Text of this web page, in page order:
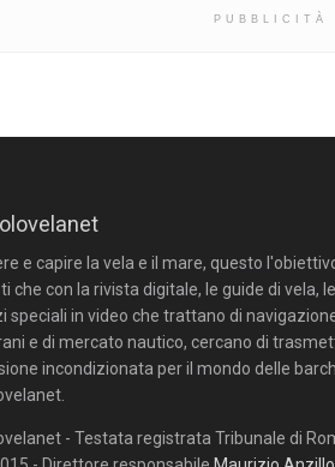
PUBBLICITÀ
e capire la vela e il mare, questo
che con la rivista digitale, le guide di vela,
speciali in video che trattano di
e di mercato nautico, cercano di
incondizionata per il mondo delle
- Testata registrata Tribunale di